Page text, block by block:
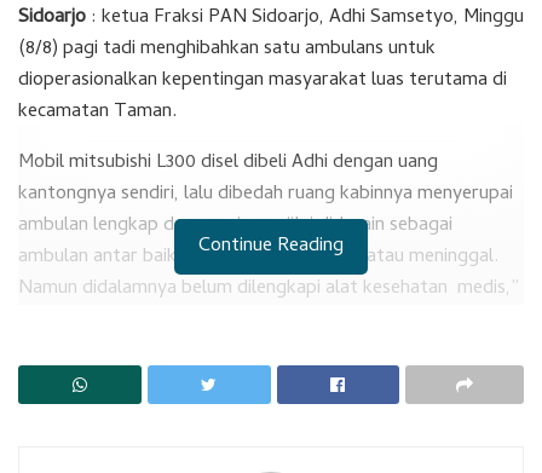
Sidoarjo: ketua Fraksi PAN Sidoarjo, Adhi Samsetyo, Minggu
(8/8) pagi tadi menghibahkan satu ambulans untuk
dioperasionalkan kepentingan masyarakat luas terutama di
kecamatan Taman.
Mobil mitsubishi L300 disel dibeli Adhi dengan uang
kantongnya sendiri, lalu dibedah ruang kabinnya menyerupai
ambulan lengkap dengan sirene. “Ini didesain sebagai
ambulan antar baik mengantar yang sakit atau meninggal.
Namun didalamnya belum dilengkapi alat kesehatan medis,”
RELATED POSTS
Continue Reading